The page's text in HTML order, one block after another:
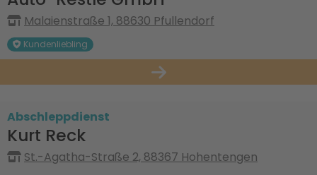
Malaienstraße 1, 88630 Pfullendorf
Kundenliebling
Abschleppdienst
Kurt Reck
St.-Agatha-Straße 2, 88367 Hohentengen